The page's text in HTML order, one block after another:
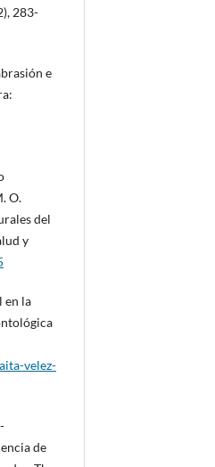
283-
e
O.
del
y
en la
velez-
de